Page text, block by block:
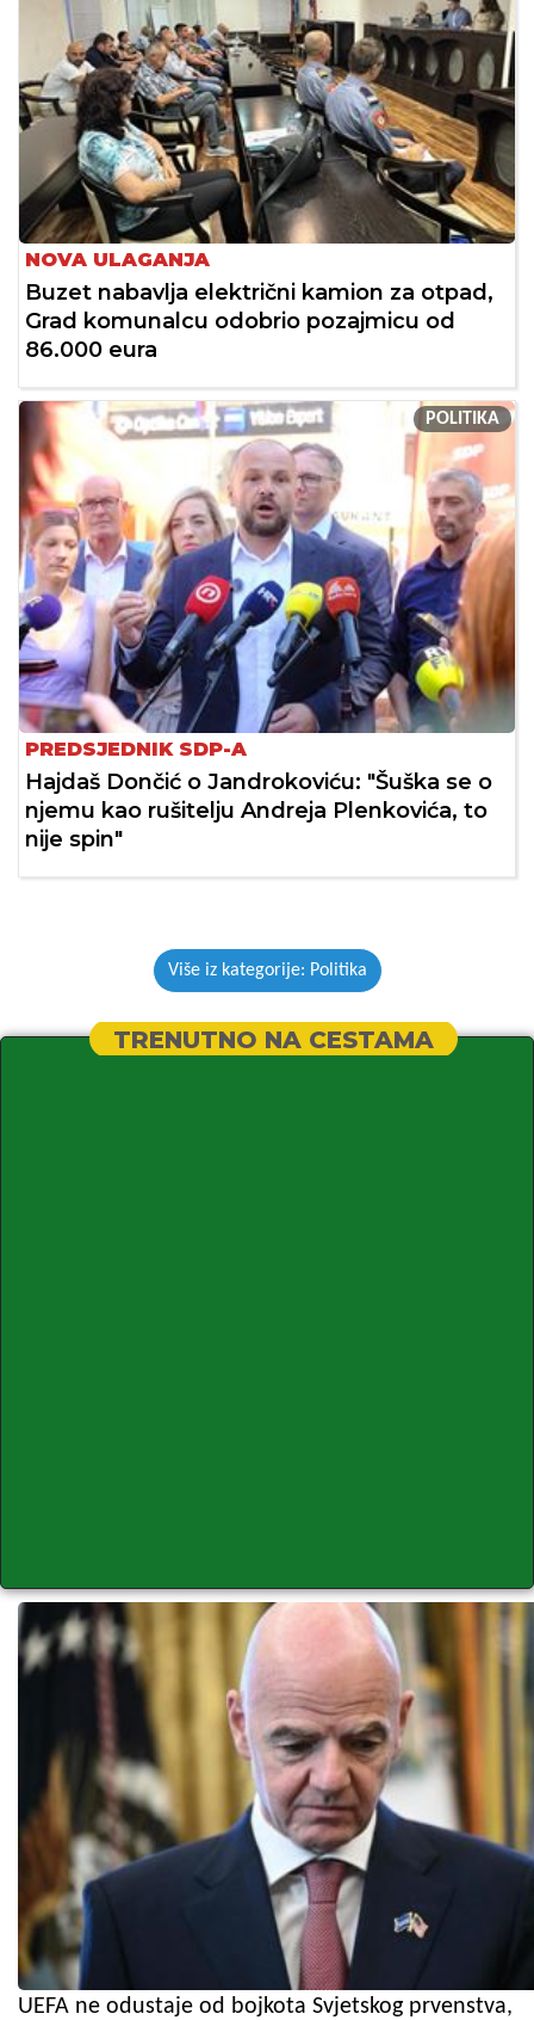
NOVA ULAGANJA
Buzet nabavlja električni kamion za otpad,
Grad komunalcu odobrio pozajmicu od
86.000 eura
POLITIKA
PREDSJEDNIK SDP-A
Hajdaš Dončić o Jandrokoviću: "Šuška se o
njemu kao rušitelju Andreja Plenkovića, to
nije spin"
Više iz kategorije: Politika
TRENUTNO NA CESTAMA
UEFA ne odustaje od bojkota Svjetskog prvenstva,